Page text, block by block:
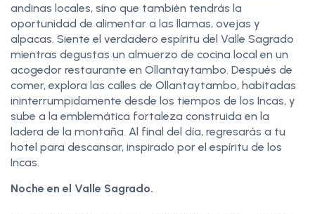
andinas locales, sino que también tendrás la
oportunidad de alimentar a las llamas, ovejas y
alpacas. Siente el verdadero espíritu del Valle Sagrado
mientras degustas un almuerzo de cocina local en un
acogedor restaurante en Ollantaytambo. Después de
comer, explora las calles de Ollantaytambo, habitadas
ininterrumpidamente desde los tiempos de los Incas, y
sube a la emblemática fortaleza construida en la
ladera de la montaña. Al final del día, regresarás a tu
hotel para descansar, inspirado por el espíritu de los
Incas.
Noche en el Valle Sagrado.